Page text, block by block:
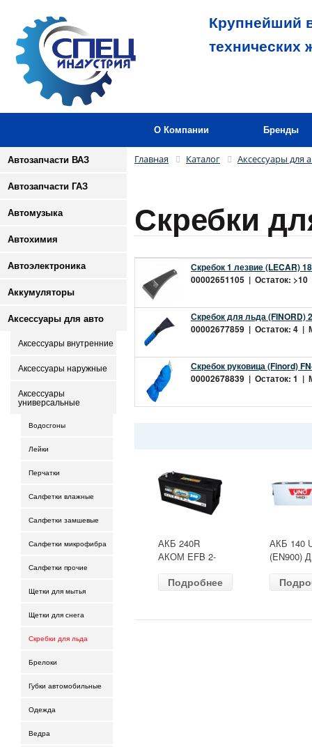
Крупнейший
технических
О Компании Бренды
Автозапчасти ВАЗ
Автозапчасти ГАЗ
Автомузыка
Автохимия
Автоэлектроника
Аккумуляторы
Аксессуары для авто
Аксессуары внутренние
Аксессуары наружные
Аксессуары
универсальные
Водосгоны
Лейки
Перчатки
Салфетки влажные
Салфетки замшевые
Салфетки микрофибра
Салфетки прочие
Щетки для мытья
Щетки для снега
Скребки для льда
Брелоки
Губки автомобильные
Одежда
Ведра
Главная Каталог Аксессуары для
Скребки
Скребок 1 лезвие (LECAR)
00002651105 | Остаток:
Скребок для льда (FINORD)
00002677859 | Остаток: 4 |
Скребок руковица (Finord)
00002678839 | Остаток: 1 |
АКБ 240R
АКОМ EFB 2-
(EN1500) ДШВ
Подробнее
АКБ 140
(EN900)
залит